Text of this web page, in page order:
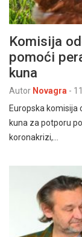
Komisija
pomoći
kuna
Autor Novagra -
Europska komisija
kuna za potporu
koronakrizi,…